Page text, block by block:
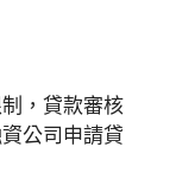
，貸款審核
公司申請貸